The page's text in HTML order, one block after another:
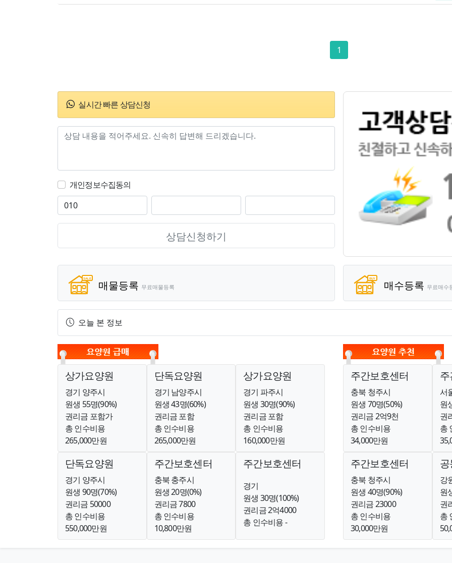
실시간 빠른 상담신청
개인정보수집동의
상담신청하기
매물등록 무료매물등록 매수등록 무료매수
오늘 본 정보
1
상가요양원
경기 양주시
원생 55명(90%)
권리금 포함가
총 인수비용
265,000만원
단독요양원
경기 남양주시
원생 43명(60%)
권리금 포함
총 인수비용
265,000만원
상가요양원
경기 파주시
원생 30명(90%)
권리금 포함
총 인수비용
160,000만원
단독요양원
경기 양주시
원생 90명(70%)
권리금 50000
총 인수비용
550,000만원
주간보호센터
충북 충주시
원생 20명(0%)
권리금 7800
총 인수비용
10,800만원
주간보호센터
경기
원생 30명(100%)
권리금 2억4000
총 인수비용 -
주간보호센터
충북 청주시
원생 70명(50%)
권리금 2억9천
총 인수비용
34,000만원
서
원
권
총
주간보호센터
충북 청주시
원생 40명(90%)
권리금 23000
총 인수비용
30,000만원
강
원
권
총